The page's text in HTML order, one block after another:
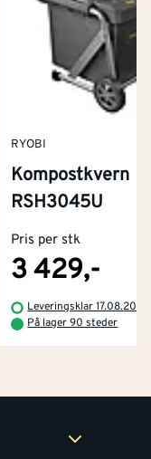
RYOBI
Kompostkvern
RSH3045U
Pris per stk
3 429,-
Leveringsklar 17.08.2026
På lager 90 steder